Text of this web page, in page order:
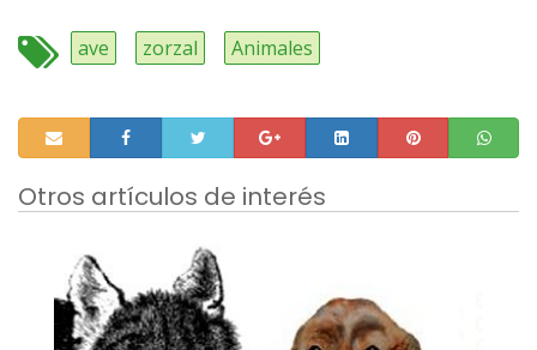
ave zorzal Animales
Otros artículos de interés